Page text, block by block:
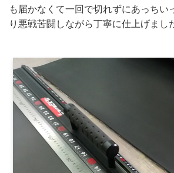
も届かなくて一回で切れずにあっちい
り悪戦苦闘しながら丁寧に仕上げまし